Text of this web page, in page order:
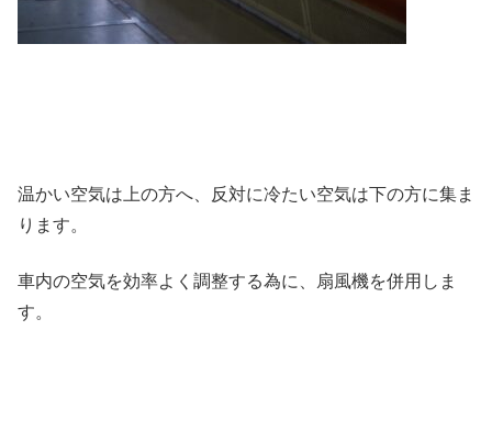
温かい空気は上の方へ、反対に冷たい空気は下の方に集ま
ります。
車内の空気を効率よく調整する為に、扇風機を併用しま
す。